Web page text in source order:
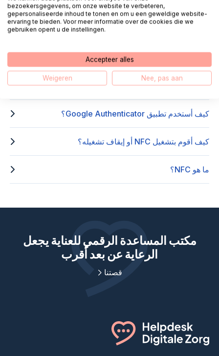
تفاصيل تسجيل الدخول وكلمات المرور
ما هي المصادقة الثنائية؟
كيف يمكنني استخدام تطبيق Microsoft Authenticator؟
كيف أستخدم تطبيق Google Authenticator؟
كيف أقوم بتشغيل NFC أو إيقاف تشغيله؟
ما هو NFC؟
مكتب المساعدة الرقمي للعناية يجعل
الرعاية عن بعد أقرب
قصتنا
bezoekersgegevens, om onze website te verbeteren,
gepersonaliseerde inhoud te tonen en om u een geweldige website-
ervaring te bieden. Voor meer informatie over de cookies die we
gebruiken opent u de instellingen.
Accepteer alles
Weigeren Nee, pas aan